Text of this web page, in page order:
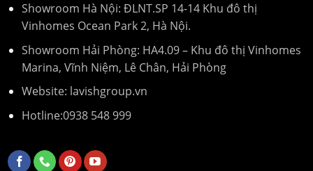
Showroom Hà Nội: ĐLNT.SP 14-14 Khu đô thị
Vinhomes Ocean Park 2, Hà Nội.
Showroom Hải Phòng: HA4.09 – Khu đô thị Vinhomes
Marina, Vĩnh Niệm, Lê Chân, Hải Phòng
Website: lavishgroup.vn
Hotline:0938 548 999